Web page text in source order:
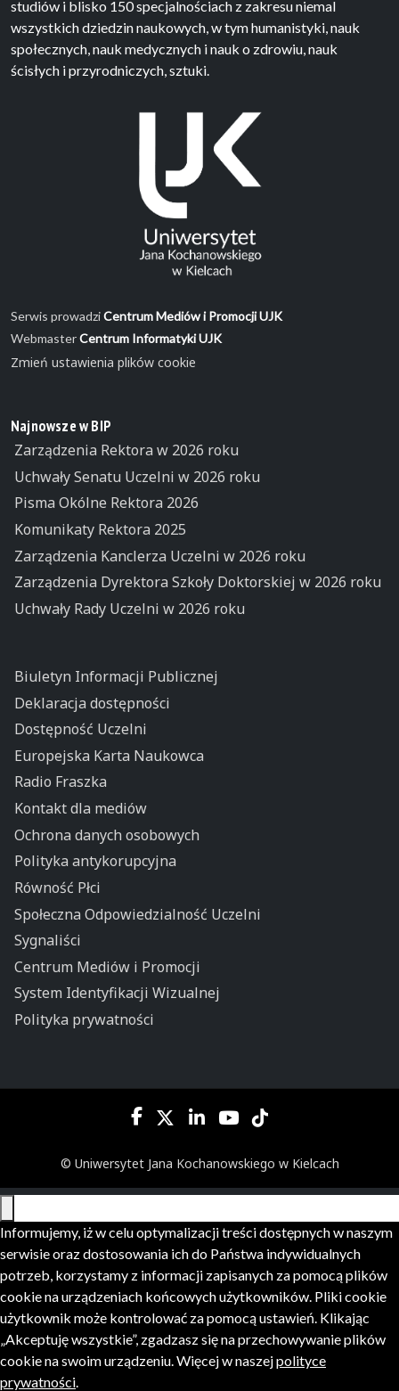
studiów i blisko 150 specjalnościach z zakresu niemal
wszystkich dziedzin naukowych, w tym humanistyki, nauk
społecznych, nauk medycznych i nauk o zdrowiu, nauk
ścisłych i przyrodniczych, sztuki.
Serwis prowadziCentrum Mediów i Promocji UJK
WebmasterCentrum Informatyki UJK
Zmień ustawienia plików cookie
Najnowsze w BIP
Zarządzenia Rektora w 2026 roku
Uchwały Senatu Uczelni w 2026 roku
Pisma Okólne Rektora 2026
Komunikaty Rektora 2025
Zarządzenia Kanclerza Uczelni w 2026 roku
Zarządzenia Dyrektora Szkoły Doktorskiej w 2026 roku
Uchwały Rady Uczelni w 2026 roku
Biuletyn Informacji Publicznej
Deklaracja dostępności
Dostępność Uczelni
Europejska Karta Naukowca
Radio Fraszka
Kontakt dla mediów
Ochrona danych osobowych
Polityka antykorupcyjna
Równość Płci
Społeczna Odpowiedzialność Uczelni
Sygnaliści
Centrum Mediów i Promocji
System Identyfikacji Wizualnej
Polityka prywatności
© Uniwersytet Jana Kochanowskiego w Kielcach
Informujemy, iż w celu optymalizacji treści dostępnych w naszym
serwisie oraz dostosowania ich do Państwa indywidualnych
potrzeb, korzystamy z informacji zapisanych za pomocą plików
cookie na urządzeniach końcowych użytkowników. Pliki cookie
użytkownik może kontrolować za pomocą ustawień. Klikając
„Akceptuję wszystkie”, zgadzasz się na przechowywanie plików
cookie na swoim urządzeniu. Więcej w naszejpolityce
prywatności.